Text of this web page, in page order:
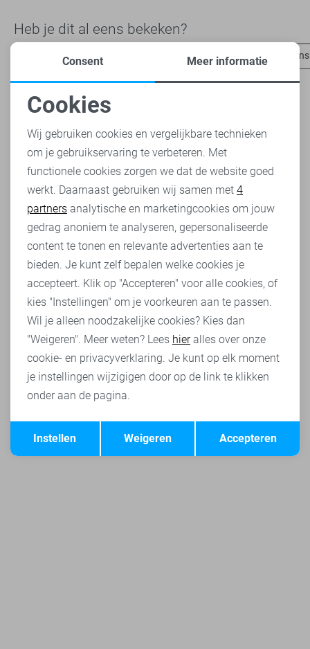
Heb je dit al eens bekeken?
Tommy Jeans truien Tommy Jeans t-shirts Tommy
Noodzakelijke cookies
Personalisatie cookies
Analytische cookies
Marketing cookies
Terug Opslaan
Consent Meer informatie
Cookies
Wij gebruiken cookies en vergelijkbare technieken
om je gebruikservaring te verbeteren. Met
functionele cookies zorgen we dat de website goed
werkt. Daarnaast gebruiken wij samen met 4
partners analytische en marketingcookies om jouw
gedrag anoniem te analyseren, gepersonaliseerde
content te tonen en relevante advertenties aan te
bieden. Je kunt zelf bepalen welke cookies je
accepteert. Klik op "Accepteren" voor alle cookies, of
kies "Instellingen" om je voorkeuren aan te passen.
Wil je alleen noodzakelijke cookies? Kies dan
"Weigeren". Meer weten? Lees hieralles over onze
cookie- en privacyverklaring. Je kunt op elk moment
je instellingen wijzigigen door op de link te klikken
onder aan de pagina.
Accepteren
Weigeren
Instellen